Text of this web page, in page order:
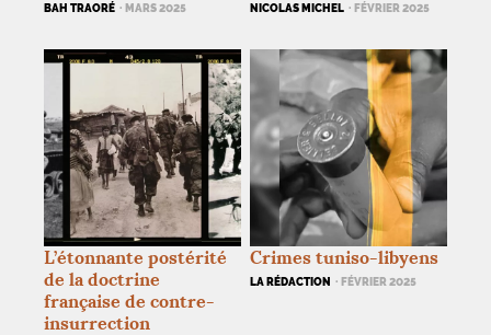
BAH TRAORÉ · MARS 2025 NICOLAS MICHEL · FÉVRIER 2025
L’étonnante postérité
de la doctrine
française de contre-
insurrection
Crimes tuniso-libyens
LA RÉDACTION · FÉVRIER 2025